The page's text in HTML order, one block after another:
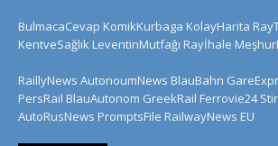
BulmacaCevap KomikKurbaga KolayHarita
KentveSağlık LeventinMutfağı Rayİhale
RaillyNews AutonoumNews BlauBahn
PersRail BlauAutonom GreekRail Ferrovie24
AutoRusNews PromptsFile RailwayNews EU